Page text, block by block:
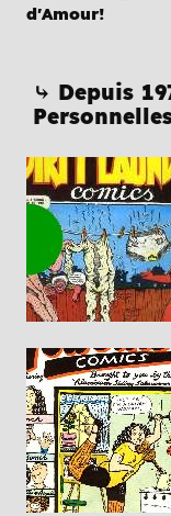
d'Amour!
⤷ Depuis